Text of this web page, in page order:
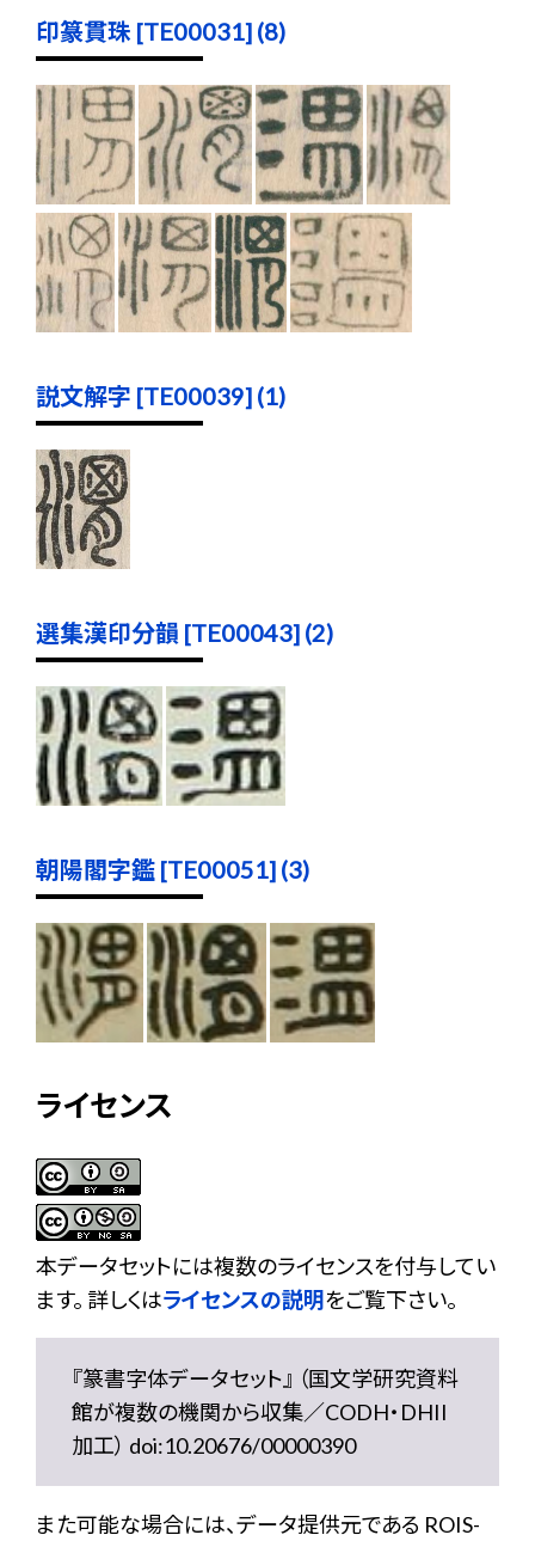
印篆貫珠 [TE00031] (8)
説文解字 [TE00039] (1)
選集漢印分韻 [TE00043] (2)
朝陽閣字鑑 [TE00051] (3)
ライセンス
本データセットには複数のライセンスを付与してい
ます。 詳しくはライセンスの説明をご覧下さい。
『篆書字体データセット』 （国文学研究資料
館が複数の機関から収集／CODH・DHII
加工） doi:10.20676/00000390
また可能な場合には、データ提供元である ROIS-